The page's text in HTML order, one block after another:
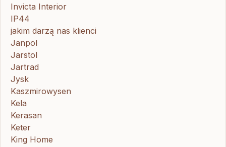
Invicta Interior
IP44
jakim darzą nas klienci
Janpol
Jarstol
Jartrad
Jysk
Kaszmirowysen
Kela
Kerasan
Keter
King Home